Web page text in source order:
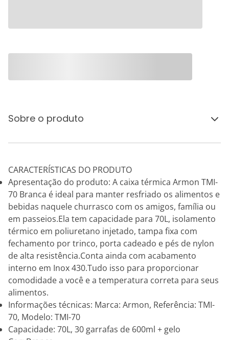
Sobre o produto
CARACTERÍSTICAS DO PRODUTO
Apresentação do produto: A caixa térmica Armon TMI-
70 Branca é ideal para manter resfriado os alimentos e
bebidas naquele churrasco com os amigos, família ou
em passeios.Ela tem capacidade para 70L, isolamento
térmico em poliuretano injetado, tampa fixa com
fechamento por trinco, porta cadeado e pés de nylon
de alta resistência.Conta ainda com acabamento
interno em Inox 430.Tudo isso para proporcionar
comodidade a você e a temperatura correta para seus
alimentos.
Informações técnicas: Marca: Armon, Referência: TMI-
70, Modelo: TMI-70
Capacidade: 70L, 30 garrafas de 600ml + gelo